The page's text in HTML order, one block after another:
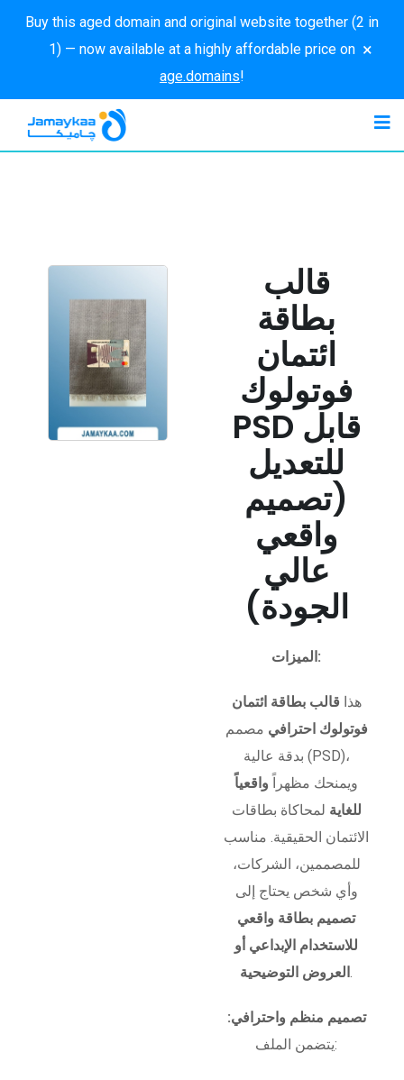
Buy this aged domain and original website together (2 in
1) — now available at a highly affordable price on
age.domains!
×
قالب
بطاقة
ائتمان
فوتولوك
PSD قابل
للتعديل
(تصميم
واقعي
عالي
الجودة)
الميزات:
هذا قالب بطاقة ائتمان
فوتولوك احترافي مصمم
بدقة عالية (PSD)،
ويمنحك مظهراً واقعياً
للغاية لمحاكاة بطاقات
الائتمان الحقيقية. مناسب
للمصممين، الشركات،
وأي شخص يحتاج إلى
تصميم بطاقة واقعي
للاستخدام الإبداعي أو
العروض التوضيحية .
تصميم منظم واحترافي:
يتضمن الملف: